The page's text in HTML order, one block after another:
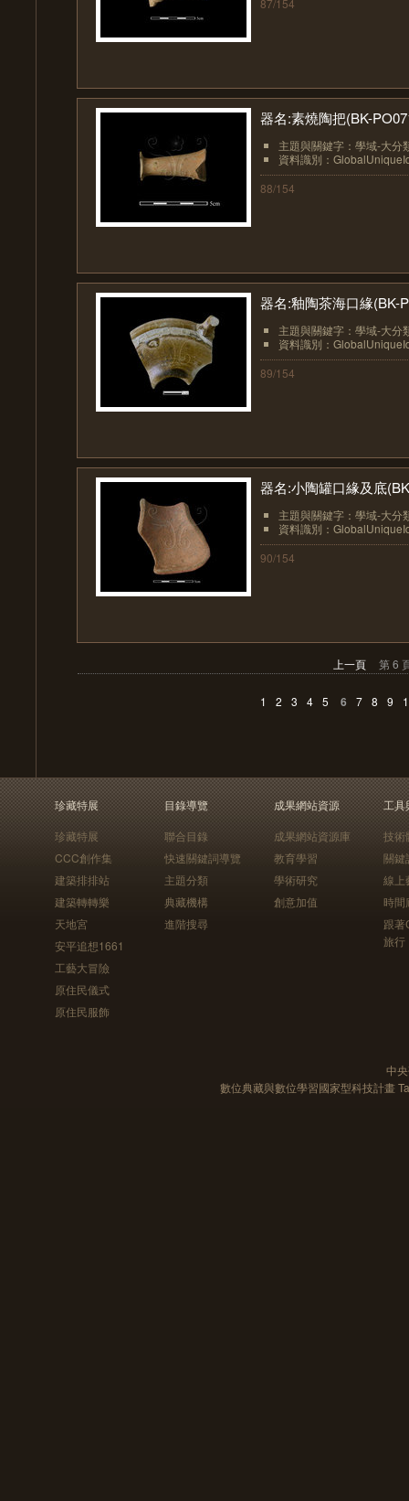
87/154
器名:素燒陶把(BK-
主題與關鍵字：學域-大分
資料識別：
88/154
器名:釉陶茶海口緣(BK-
主題與關鍵字：學域-大分
資料識別：
89/154
器名:小陶罐口緣及底
主題與關鍵字：學域-大分
資料識別：
90/154
上一頁 第 6
1 2 3 4 5 6 7 8 9
珍藏特展
珍藏特展
CCC創作集
建築排排站
建築轉轉樂
天地宮
安平追想1661
工藝大冒險
原住民儀式
原住民服飾
目錄導覽
聯合目錄
快速關鍵詞導覽
主題分類
典藏機構
進階搜尋
成果網站資源
成果網站資源庫
教育學習
學術研究
創意加值
工具
技術
關鍵
線上
時間
跟
旅行
中
數位典藏與數位學習國家型科技計畫